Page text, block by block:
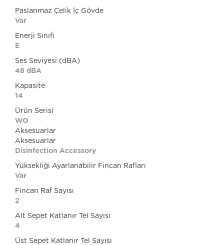
Paslanmaz Çelik İç Gövde
Var
Enerji Sınıfı
E
Ses Seviyesi (dBA)
48 dBA
Kapasite
14
Ürün Serisi
WO
Aksesuarlar
Aksesuarlar
Disinfection Accessory
Yüksekliği Ayarlanabilir Fincan Rafları
Var
Fincan Raf Sayısı
2
Alt Sepet Katlanır Tel Sayısı
4
Üst Sepet Katlanır Tel Sayısı